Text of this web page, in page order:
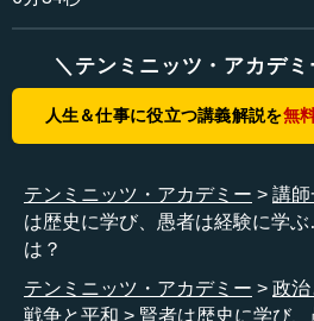
泥棒や不審者が入ってこないように
自分の身を守るため
―― そうですね。本当にそうです
ご時世でございますから、皆さん
はそうだと思います。先生、これ
小原 こちらは、本（『こども戦
ついて考えるきっかけとなる本』
本は防衛力を強化すべきか、すべ
です。これは大人が考える話なの
＼テンミニッツ・アカデ
人生＆仕事に役立つ講義解説を無
テンミニッツ・アカデミー 講師
は歴史に学び、愚者は経験に学
は？
テンミニッツ・アカデミー
政治
戦争と平和
賢者は歴史に学び